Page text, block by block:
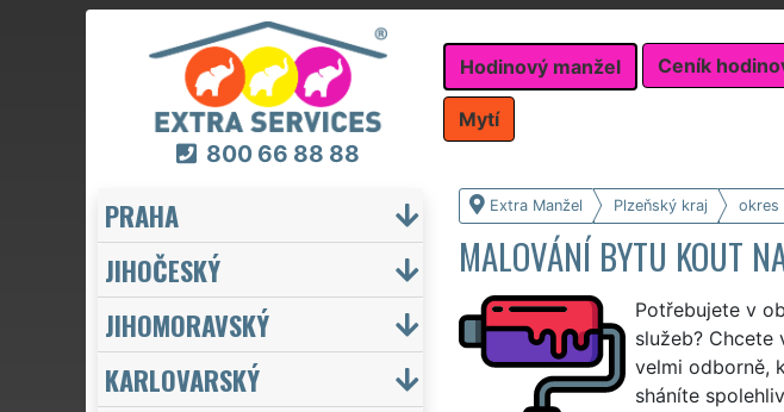
800 66 88 88
Hodinový manžel Ceník
Mytí
Extra Manžel Plzeňský kraj okres
MALOVÁNÍ BYTU KOUT
Potřebujete v
služeb?
velmi odborně,
sháníte
PRAHA
JIHOČESKÝ
JIHOMORAVSKÝ
KARLOVARSKÝ